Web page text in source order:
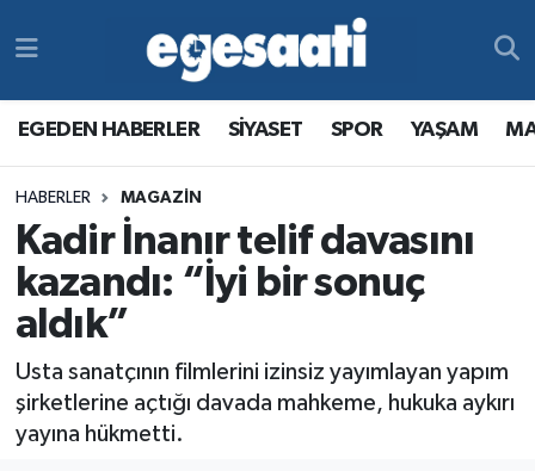
EGEDEN HABERLER SİYASET SPOR YAŞAM
HABERLER MAGAZİN
Kadir İnanır telif davasını
kazandı: “İyi bir sonuç
aldık”
Usta sanatçının filmlerini izinsiz yayımlayan yapım
şirketlerine açtığı davada mahkeme, hukuka aykırı
yayına hükmetti.
Yazarlar
YAŞAM
MAGAZİN
RESMİ REKLAMLAR
YAŞAM
MAGAZİN
RESMİ REKLAMLAR
Süper Lig Puan Durumu ve Fikstür
Tüm Manşetler
Son Dakika Haberleri
Haber Arşivi